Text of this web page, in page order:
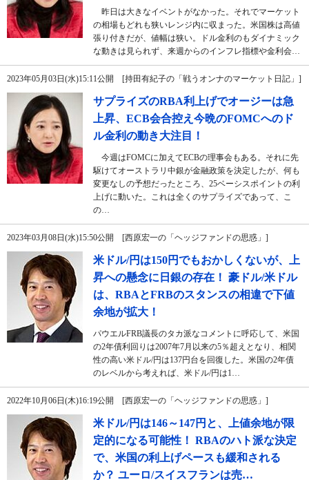
昨日は大きなイベントがなかった。それでマーケット
の相場もどれも狭いレンジ内に収まった。米国株は高値
張り付きだが、値幅は狭い。ドル金利のもダイナミック
な動きは見られず、来週からのインフレ指標や金利会…
2023年05月03日(水)15:11公開 [持田有紀子の「戦うオンナのマーケット日記」]
サプライズのRBA利上げでオージーは急
上昇、ECB会合控え今晩のFOMCへのド
ル金利の動き大注目！
今週はFOMCに加えてECBの理事会もある。それに先
駆けてオーストラリ中銀が金融政策を決定したが、何も
変更なしの予想だったところ、25ベーシスポイントの利
上げに動いた。これは全くのサプライズであって、こ
の…
2023年03月08日(水)15:50公開 [西原宏一の「ヘッジファンドの思惑」]
米ドル/円は150円でもおかしくないが、上
昇への懸念に日銀の存在！ 豪ドル/米ドル
は、RBAとFRBのスタンスの相違で下値
余地が拡大！
パウエルFRB議長のタカ派なコメントに呼応して、米国
の2年債利回りは2007年7月以来の5％超えとなり、相関
性の高い米ドル/円は137円台を回復した。米国の2年債
のレベルから考えれば、米ドル/円は1…
2022年10月06日(木)16:19公開 [西原宏一の「ヘッジファンドの思惑」]
米ドル/円は146～147円と、上値余地が限
定的になる可能性！ RBAのハト派な決定
で、米国の利上げペースも緩和される
か？ ユーロ/スイスフランは売…